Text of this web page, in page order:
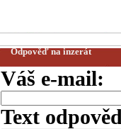
Odpověď na inzerát
Váš e-mail:
Text